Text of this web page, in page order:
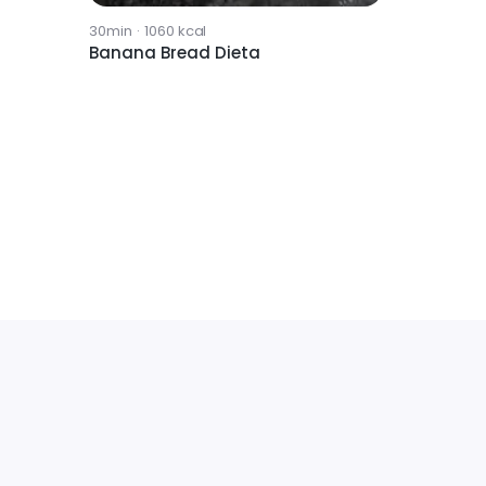
30min · 1060 kcal
Banana Bread Dieta